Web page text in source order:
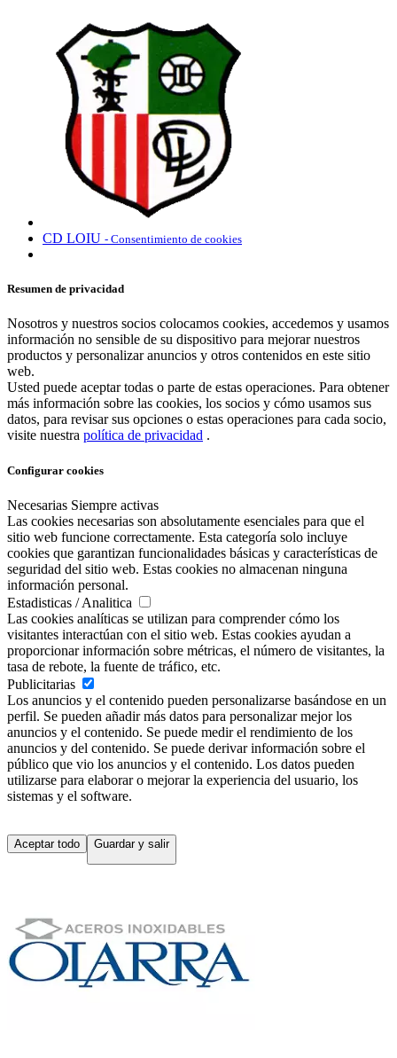
CD LOIU - Consentimiento de cookies
Resumen de privacidad
Nosotros y nuestros socios colocamos cookies, accedemos y usamos
información no sensible de su dispositivo para mejorar nuestros
productos y personalizar anuncios y otros contenidos en este sitio
web.
Usted puede aceptar todas o parte de estas operaciones. Para obtener
más información sobre las cookies, los socios y cómo usamos sus
datos, para revisar sus opciones o estas operaciones para cada socio,
visite nuestra política de privacidad .
Configurar cookies
Necesarias Siempre activas
Las cookies necesarias son absolutamente esenciales para que el
sitio web funcione correctamente. Esta categoría solo incluye
cookies que garantizan funcionalidades básicas y características de
seguridad del sitio web. Estas cookies no almacenan ninguna
información personal.
Estadisticas / Analitica
Las cookies analíticas se utilizan para comprender cómo los
visitantes interactúan con el sitio web. Estas cookies ayudan a
proporcionar información sobre métricas, el número de visitantes, la
tasa de rebote, la fuente de tráfico, etc.
Publicitarias
Los anuncios y el contenido pueden personalizarse basándose en un
perfil. Se pueden añadir más datos para personalizar mejor los
anuncios y el contenido. Se puede medir el rendimiento de los
anuncios y del contenido. Se puede derivar información sobre el
público que vio los anuncios y el contenido. Los datos pueden
utilizarse para elaborar o mejorar la experiencia del usuario, los
sistemas y el software.
Aceptar todo Guardar y salir